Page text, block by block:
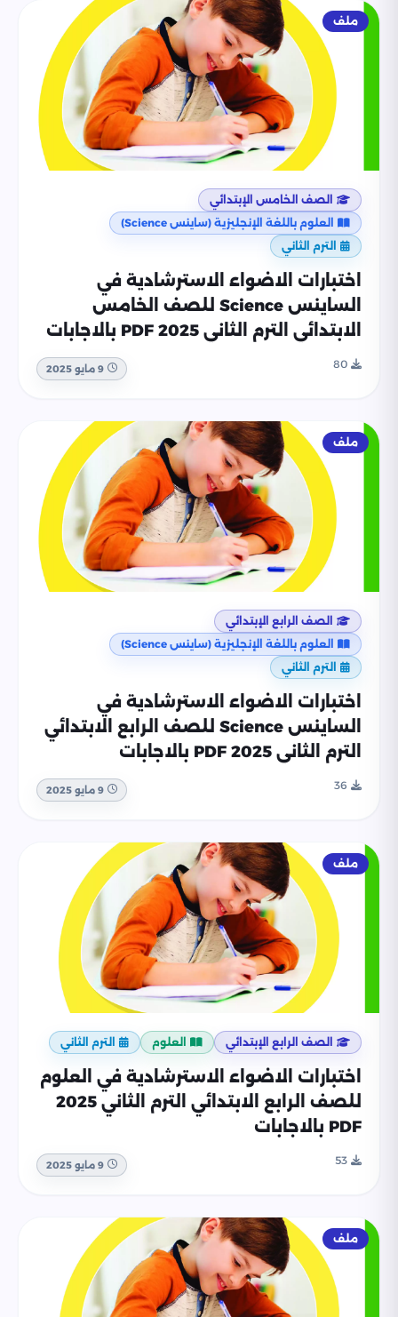
ملف
الصف الخامس الإبتدائي
العلوم باللغة الإنجليزية (ساينس Science)
الترم الثاني
اختبارات الاضواء الاسترشادية في
الساينس Science للصف الخامس
الابتدائي الترم الثاني 2025 PDF بالاجابات
80 9 مايو 2025
ملف
الصف الرابع الإبتدائي
العلوم باللغة الإنجليزية (ساينس Science)
الترم الثاني
اختبارات الاضواء الاسترشادية في
الساينس Science للصف الرابع الابتدائي
الترم الثاني 2025 PDF بالاجابات
36 9 مايو 2025
ملف
الصف الرابع الإبتدائي العلوم الترم الثاني
اختبارات الاضواء الاسترشادية في العلوم
للصف الرابع الابتدائي الترم الثاني 2025
PDF بالاجابات
53 9 مايو 2025
ملف